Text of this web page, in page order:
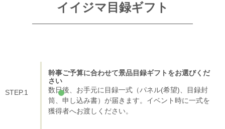
イイジマ目録ギフト
STEP.1
幹事ご予算に合わせて景品目録ギフトをお選びくだ
さい
数日後、お手元に目録一式（パネル(希望)、目録封
筒、申し込み書）が届きます。イベント時に一式を
獲得者へお渡しください。